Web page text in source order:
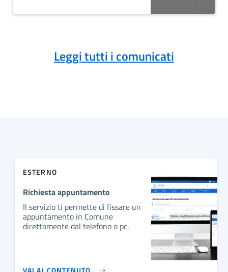
Leggi tutti i comunicati
ESTERNO
Richiesta appuntamento
Il servizio ti permette di fissare un
appuntamento in Comune
direttamente dal telefono o pc.